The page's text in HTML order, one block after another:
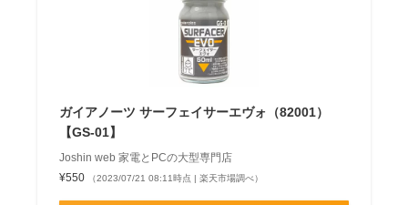
ガイアノーツ サーフェイサーエヴォ（82001）
【GS-01】
Joshin web 家電とPCの大型専門店
¥550
（2023/07/21 08:11時点 | 楽天市場調べ）